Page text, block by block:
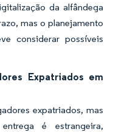
da alfândega
mas o planejamento
considerar possíveis
Expatriados em
expatriados, mas
é estrangeira,